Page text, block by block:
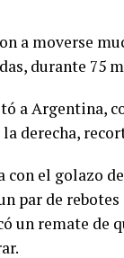
a moverse
durante 75
a Argentina,
derecha,
con el golazo
par de
un remate de